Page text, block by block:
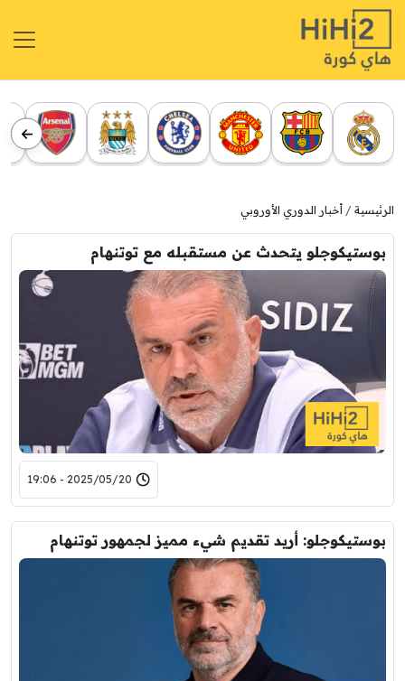
الرئيسية أخبار الدوري الأوروبي
بوستيكوجلو يتحدث عن مستقبله مع توتنهام
2025/05/20 - 19:06
بوستيكوجلو: أريد تقديم شيء مميز لجمهور توتنهام